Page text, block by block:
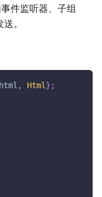
件监听器、子组
。
, Html } ;